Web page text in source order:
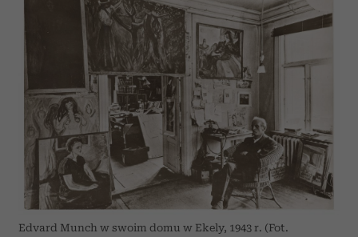
Edvard Munch w swoim domu w Ekely, 1943 r. (Fot.